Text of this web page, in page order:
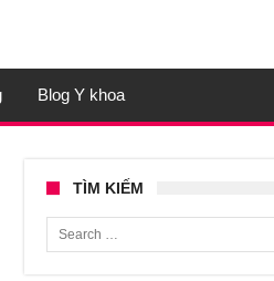
Blog Y khoa
TÌM KIẾM
Search for: